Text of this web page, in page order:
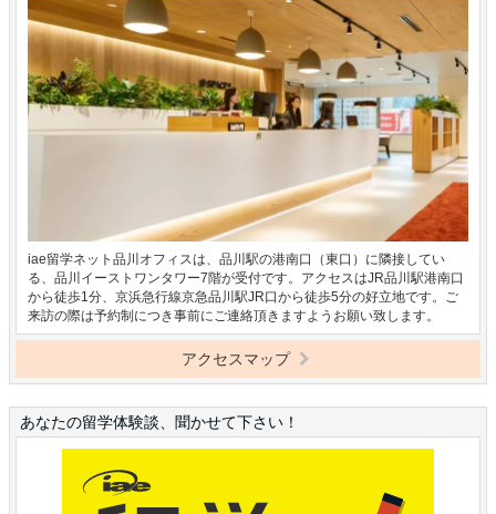
iae留学ネット品川オフィスは、品川駅の港南口（東口）に隣接してい
る、品川イーストワンタワー7階が受付です。アクセスはJR品川駅港南口
から徒歩1分、京浜急行線京急品川駅JR口から徒歩5分の好立地です。ご
来訪の際は予約制につき事前にご連絡頂きますようお願い致します。
アクセスマップ
あなたの留学体験談、聞かせて下さい！